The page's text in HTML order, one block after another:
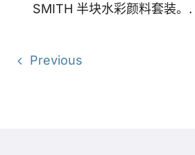
SMITH 半块水彩颜料套装。.
Previous